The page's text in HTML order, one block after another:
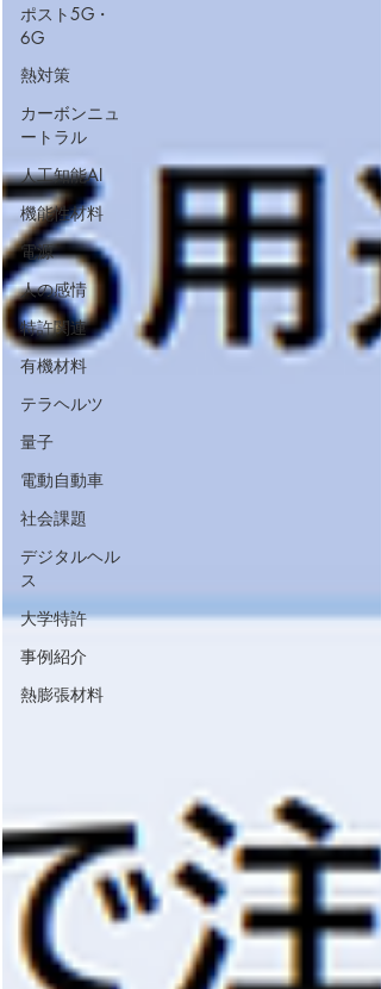
ポスト5G・
6G
熱対策
カーボンニュ
ートラル
人工知能AI
機能性材料
電源
人の感情
特許関連
有機材料
テラヘルツ
量子
電動自動車
社会課題
デジタルヘル
ス
大学特許
事例紹介
熱膨張材料